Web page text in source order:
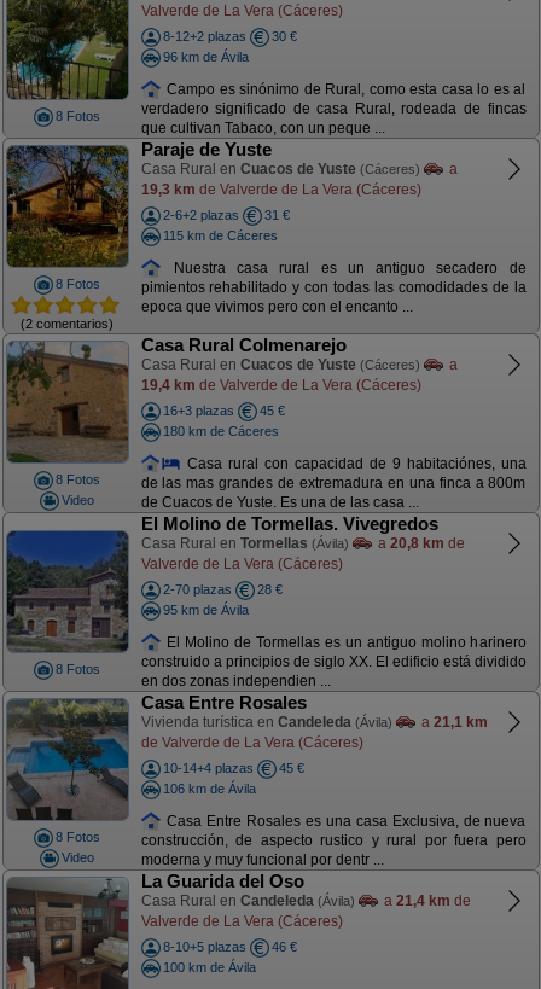
8 Fotos
Valverde de La Vera (Cáceres)
8-12+2 plazas
30 €
96 km de Ávila
Campo es sinónimo de Rural, como esta casa lo es al
verdadero significado de casa Rural, rodeada de fincas
que cultivan Tabaco, con un peque ...
8 Fotos
(2 comentarios)
Paraje de Yuste
Casa Rural en Cuacos de Yuste (Cáceres)
a
19,3 km de Valverde de La Vera (Cáceres)
2-6+2 plazas
31 €
115 km de Cáceres
Nuestra casa rural es un antiguo secadero de
pimientos rehabilitado y con todas las comodidades de la
epoca que vivimos pero con el encanto ...
8 Fotos
Video
Casa Rural Colmenarejo
Casa Rural en Cuacos de Yuste (Cáceres)
a
19,4 km de Valverde de La Vera (Cáceres)
16+3 plazas
45 €
180 km de Cáceres
Casa rural con capacidad de 9 habitaciónes, una
de las mas grandes de extremadura en una finca a 800m
de Cuacos de Yuste. Es una de las casa ...
8 Fotos
El Molino de Tormellas. Vivegredos
Casa Rural en Tormellas (Ávila) a 20,8 km de
Valverde de La Vera (Cáceres)
2-70 plazas
28 €
95 km de Ávila
El Molino de Tormellas es un antiguo molino harinero
construido a principios de siglo XX. El edificio está dividido
en dos zonas independien ...
8 Fotos
Video
Casa Entre Rosales
Vivienda turística en Candeleda (Ávila) a 21,1 km
de Valverde de La Vera (Cáceres)
10-14+4 plazas
45 €
106 km de Ávila
Casa Entre Rosales es una casa Exclusiva, de nueva
construcción, de aspecto rustico y rural por fuera pero
moderna y muy funcional por dentr ...
La Guarida del Oso
Casa Rural en Candeleda (Ávila) a 21,4 km de
Valverde de La Vera (Cáceres)
8-10+5 plazas
46 €
100 km de Ávila